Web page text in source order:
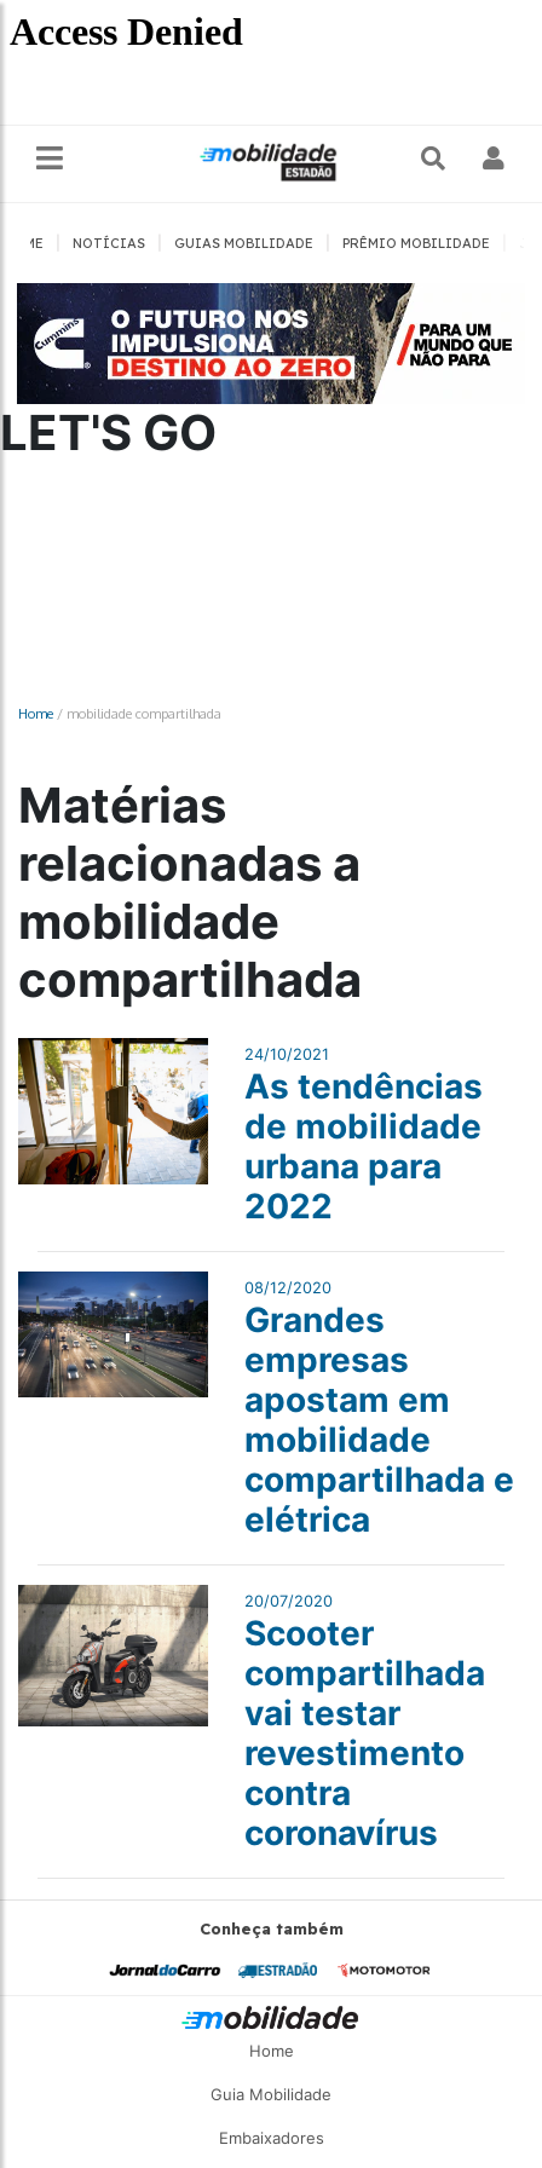
HOME NOTÍCIAS GUIAS MOBILIDADE PRÊMIO MOBILIDADE
LET'S GO
Home / mobilidade compartilhada
Matérias
relacionadas a
mobilidade
compartilhada
24/10/2021
As tendências
de mobilidade
urbana para
2022
08/12/2020
Grandes
empresas
apostam em
mobilidade
compartilhada e
elétrica
20/07/2020
Scooter
compartilhada
vai testar
revestimento
contra
coronavírus
Conheça também
Home
Guia Mobilidade
Embaixadores